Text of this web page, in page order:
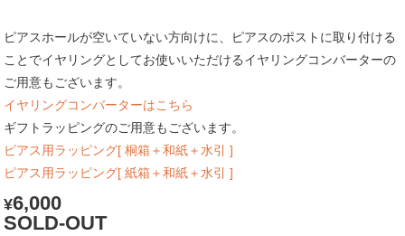
ピアスホールが空いていない方向けに、ピアスのポストに取り付ける
ことでイヤリングとしてお使いいただけるイヤリングコンバーターの
ご用意もございます。
イヤリングコンバーターはこちら
ギフトラッピングのご用意もございます。
ピアス用ラッピング[ 桐箱＋和紙＋水引 ]
ピアス用ラッピング[ 紙箱＋和紙＋水引 ]
¥6,000
SOLD-OUT